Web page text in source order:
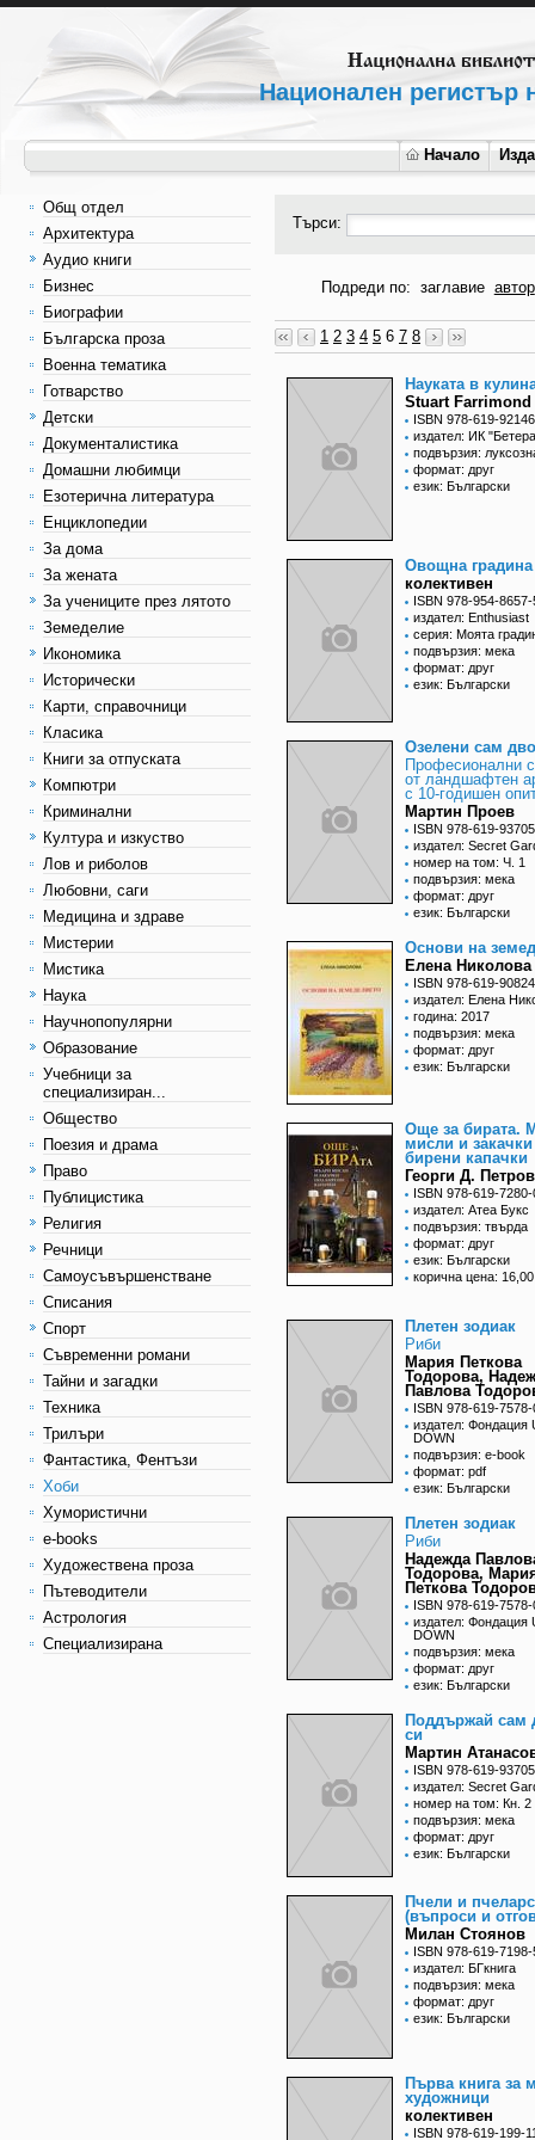
Национален регистър
Начало
Общ отдел
Архитектура
Аудио книги
Бизнес
Биографии
Българска проза
Военна тематика
Готварство
Детски
Документалистика
Домашни любимци
Езотерична литература
Енциклопедии
За дома
За жената
За учениците през лятото
Земеделие
Икономика
Исторически
Карти, справочници
Класика
Книги за отпуската
Компютри
Криминални
Култура и изкуство
Лов и риболов
Любовни, саги
Медицина и здраве
Мистерии
Мистика
Наука
Научнопопулярни
Образование
Учебници за
специализиран...
Общество
Поезия и драма
Право
Публицистика
Религия
Речници
Самоусъвършенстване
Списания
Спорт
Съвременни романи
Тайни и загадки
Техника
Трилъри
Фантастика, Фентъзи
Хоби
Хумористични
e-books
Художествена проза
Пътеводители
Астрология
Специализирана
Търси:
Подреди по: заглавие автор
1 2 3 4 5 6 7 8
Науката в
Stuart Farrimond
ISBN 978-619-
издател: ИК
подвързия:
формат: друг
език: Български
Овощна градина
колективен
ISBN 978-954-
издател: Enthusiast
серия: Моята
подвързия: мека
формат: друг
език: Български
Озелени сам
Професионални
от ландшафтен
с 10-годишен
Мартин Проев
ISBN 978-619-
издател: Secret
номер на том: Ч. 1
подвързия: мека
формат: друг
език: Български
Основи на
Елена Николова
ISBN 978-619-
издател: Елена
година: 2017
подвързия: мека
формат: друг
език: Български
Още за бирата.
мисли и
бирени капачки
Георги Д. Петров
ISBN 978-619-
издател: Атеа Букс
подвързия: твърда
формат: друг
език: Български
корична цена:
Плетен зодиак
Риби
Мария Петкова
Тодорова,
Павлова
ISBN 978-619-
издател: Фондация
DOWN
подвързия: e-book
формат: pdf
език: Български
Плетен зодиак
Риби
Надежда
Тодорова,
Петкова
ISBN 978-619-
издател: Фондация
DOWN
подвързия: мека
формат: друг
език: Български
Поддържай сам
си
Мартин
ISBN 978-619-
издател: Secret
номер на том: Кн. 2
подвързия: мека
формат: друг
език: Български
Пчели и
(въпроси и
Милан Стоянов
ISBN 978-619-
издател: БГкнига
подвързия: мека
формат: друг
език: Български
Първа книга за
художници
колективен
ISBN 978-619-199-